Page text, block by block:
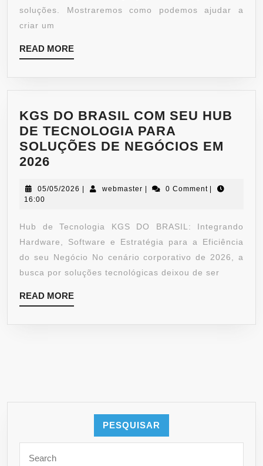
soluções. Mostraremos como podemos ajudar a
criar um
READ MORE
KGS DO BRASIL COM SEU HUB
DE TECNOLOGIA PARA
SOLUÇÕES DE NEGÓCIOS EM
2026
05/05/2026 webmaster 0 Comment
16:00
Hub de Tecnologia KGS DO BRASIL: Integrando
Hardware, Software e Estratégia para a Eficiência
do seu Negócio No cenário corporativo de 2026, a
busca por soluções tecnológicas deixou de ser
READ MORE
PESQUISAR